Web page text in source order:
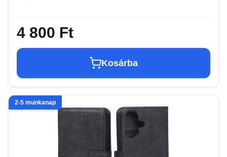
4 800 Ft
Kosárba
2-5 munkanap